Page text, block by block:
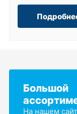
Большой
На нашем